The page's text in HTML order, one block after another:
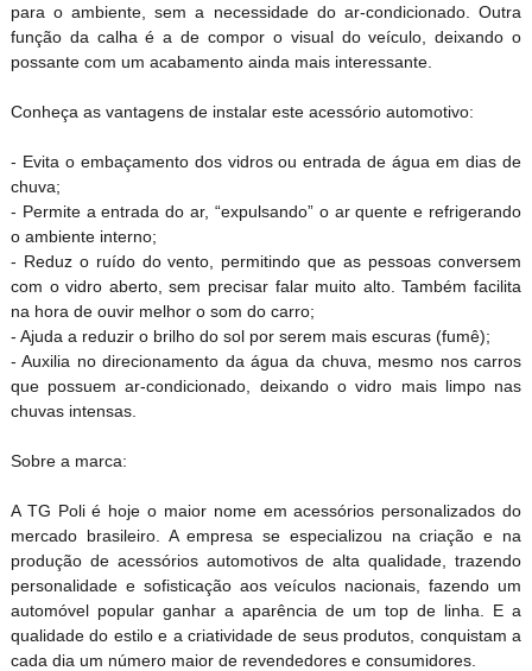
para o ambiente, sem a necessidade do ar-condicionado. Outra
função da calha é a de compor o visual do veículo, deixando o
possante com um acabamento ainda mais interessante.
Conheça as vantagens de instalar este acessório automotivo:
- Evita o embaçamento dos vidros ou entrada de água em dias de
chuva;
- Permite a entrada do ar, “expulsando” o ar quente e refrigerando
o ambiente interno;
- Reduz o ruído do vento, permitindo que as pessoas conversem
com o vidro aberto, sem precisar falar muito alto. Também facilita
na hora de ouvir melhor o som do carro;
- Ajuda a reduzir o brilho do sol por serem mais escuras (fumê);
- Auxilia no direcionamento da água da chuva, mesmo nos carros
que possuem ar-condicionado, deixando o vidro mais limpo nas
chuvas intensas.
Sobre a marca:
A TG Poli é hoje o maior nome em acessórios personalizados do
mercado brasileiro. A empresa se especializou na criação e na
produção de acessórios automotivos de alta qualidade, trazendo
personalidade e sofisticação aos veículos nacionais, fazendo um
automóvel popular ganhar a aparência de um top de linha. E a
qualidade do estilo e a criatividade de seus produtos, conquistam a
cada dia um número maior de revendedores e consumidores.